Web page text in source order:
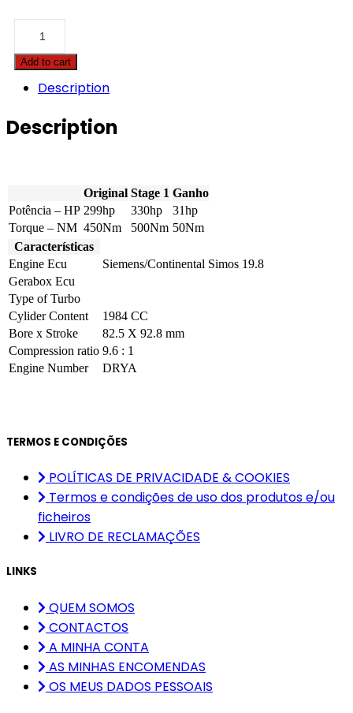
Q5
-
TFSI-
299hp
quantity
Add to cart
Description
Description
Original Stage 1 Ganho
Potência – HP 299hp 330hp
31hp
Torque – NM 450Nm 500Nm 50Nm
Características
Engine Ecu
Siemens/Continental Simos 19.8
Gerabox Ecu
Type of Turbo
Cylider Content
1984 CC
Bore x Stroke
82.5 X 92.8 mm
Compression ratio 9.6 : 1
Engine Number
DRYA
TERMOS E CONDIÇÕES
POLÍTICAS DE PRIVACIDADE & COOKIES
Termos e condições de uso dos produtos e/ou
ficheiros
LIVRO DE RECLAMAÇÕES
LINKS
QUEM SOMOS
CONTACTOS
A MINHA CONTA
AS MINHAS ENCOMENDAS
OS MEUS DADOS PESSOAIS